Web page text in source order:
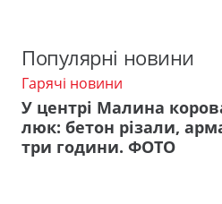
Популярні новини
Гарячі новини
У центрі Малина
люк: бетон різали,
три години. ФОТО